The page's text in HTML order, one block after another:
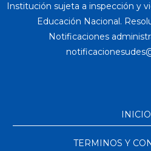
Institución sujeta a inspección y
Educación Nacional.
Notificaciones
INICIO
TERMINOS Y